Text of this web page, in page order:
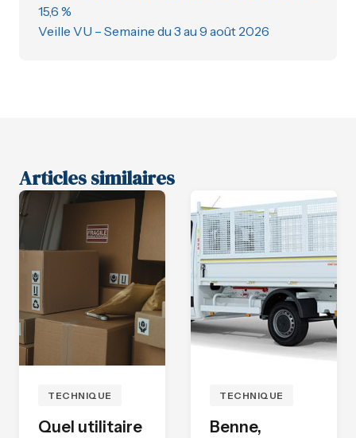
15,6 %
Veille VU – Semaine du 3 au 9 août 2026
Articles similaires
TECHNIQUE
Quel utilitaire
TECHNIQUE
Benne,